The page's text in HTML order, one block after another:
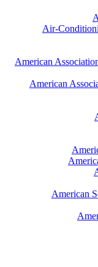
Air-
American
American
American